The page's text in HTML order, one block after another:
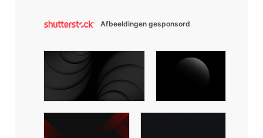
Afbeeldingen gesponsord